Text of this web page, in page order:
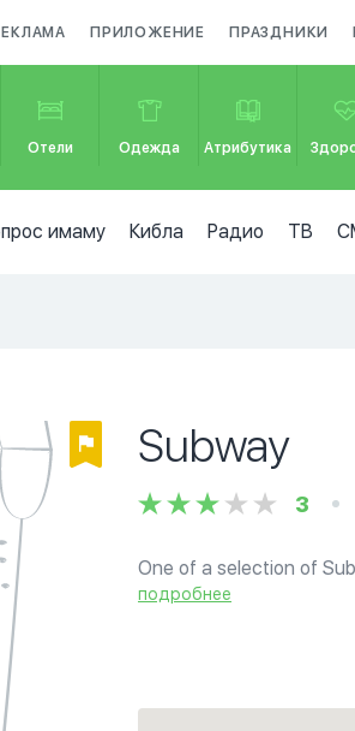
ПРИЛОЖЕНИЕ ПРАЗДНИКИ
Отели Одежда Атрибутика
имаму Кибла Радио ТВ
Subway
3
One of a selection of
meats. Offers toasted
подробнее